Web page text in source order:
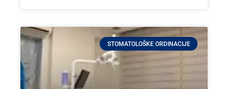
STOMATOLOŠKE ORDINACIJE